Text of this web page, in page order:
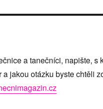
a tanečníci, napište, s
a jakou otázku byste chtěli